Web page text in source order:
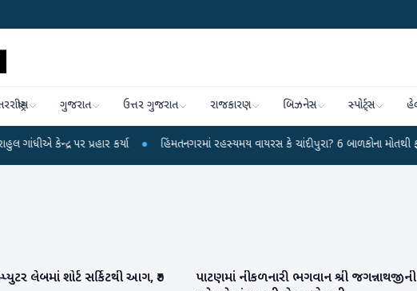
ગુજરાત ઉત્તર ગુજરાત રાજકારણ બિઝનેસ સ્પોર્ટ્સ
પર પ્રહાર કર્યા ● હિંમતનગરમાં રહસ્યમય વાયરસ કે ચાંદીપુરા? 6 બાળકોના મોતથી ફફડાટ ●
લેબમાં શોર્ટ સર્કિટથી આગ, ₹૭
પાટણ
પાટણમાં નીકળનારી ભગવાન શ્રી